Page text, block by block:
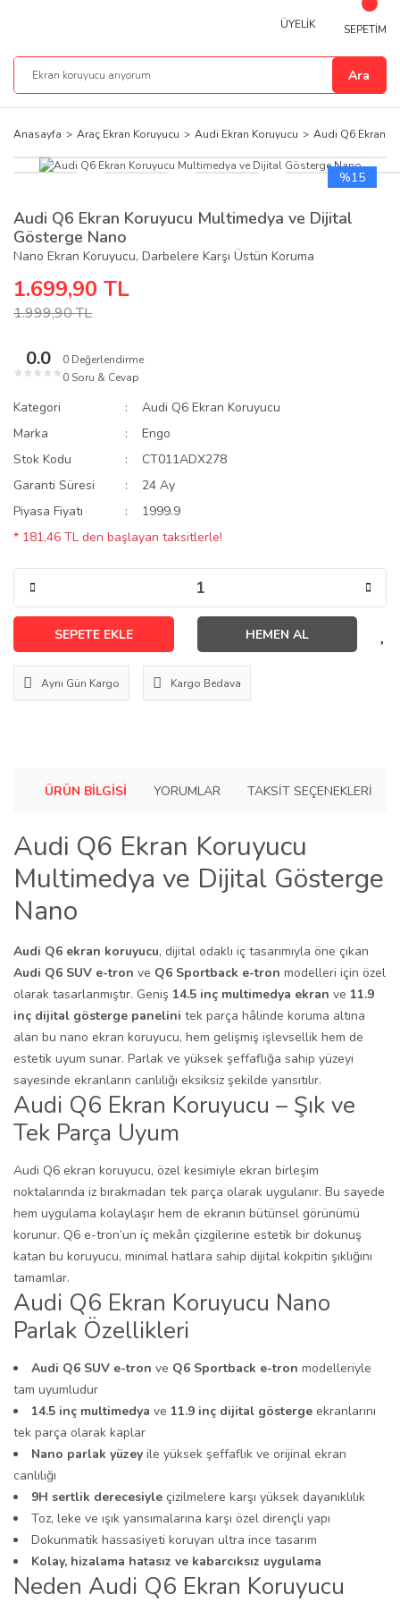
Ara
ÜYELİK SEPETİM
Anasayfa Araç Ekran Koruyucu Audi Ekran Koruyucu Audi Q6 Ekran
%15
Audi Q6 Ekran Koruyucu Multimedya ve Dijital
Gösterge Nano
Nano Ekran Koruyucu, Darbelere Karşı Üstün Koruma
1.699,90 TL
1.999,90 TL
0.0
★ ★ ★ ★ ★
0 Değerlendirme
0 Soru & Cevap
Kategori
Audi Q6 Ekran Koruyucu
Marka
Engo
Stok Kodu
CT011ADX278
Garanti Süresi
24 Ay
Piyasa Fiyatı
1999.9
* 181,46 TL den başlayan taksitlerle!
SEPETE EKLE HEMEN AL
Aynı Gün Kargo Kargo Bedava
ÜRÜN BILGISI YORUMLAR TAKSIT SEÇENEKLERI
Audi Q6 Ekran Koruyucu
Multimedya ve Dijital Gösterge
Nano
Audi Q6 ekran koruyucu, dijital odaklı iç tasarımıyla öne çıkan
Audi Q6 SUV e-tron ve Q6 Sportback e-tron modelleri için özel
olarak tasarlanmıştır. Geniş 14.5 inç multimedya ekran ve 11.9
inç dijital gösterge panelini tek parça hâlinde koruma altına
alan bu nano ekran koruyucu, hem gelişmiş işlevsellik hem de
estetik uyum sunar. Parlak ve yüksek şeffaflığa sahip yüzeyi
sayesinde ekranların canlılığı eksiksiz şekilde yansıtılır.
Audi Q6 Ekran Koruyucu – Şık ve
Tek Parça Uyum
Audi Q6 ekran koruyucu, özel kesimiyle ekran birleşim
noktalarında iz bırakmadan tek parça olarak uygulanır. Bu sayede
hem uygulama kolaylaşır hem de ekranın bütünsel görünümü
korunur. Q6 e-tron’un iç mekân çizgilerine estetik bir dokunuş
katan bu koruyucu, minimal hatlara sahip dijital kokpitin şıklığını
tamamlar.
Audi Q6 Ekran Koruyucu Nano
Parlak Özellikleri
Audi Q6 SUV e-tron ve Q6 Sportback e-tron modelleriyle
tam uyumludur
14.5 inç multimedya ve 11.9 inç dijital gösterge ekranlarını
tek parça olarak kaplar
Nano parlak yüzey ile yüksek şeffaflık ve orijinal ekran
canlılığı
9H sertlik derecesiyle çizilmelere karşı yüksek dayanıklılık
Toz, leke ve ışık yansımalarına karşı özel dirençli yapı
Dokunmatik hassasiyeti koruyan ultra ince tasarım
Kolay, hizalama hatasız ve kabarcıksız uygulama
Neden Audi Q6 Ekran Koruyucu